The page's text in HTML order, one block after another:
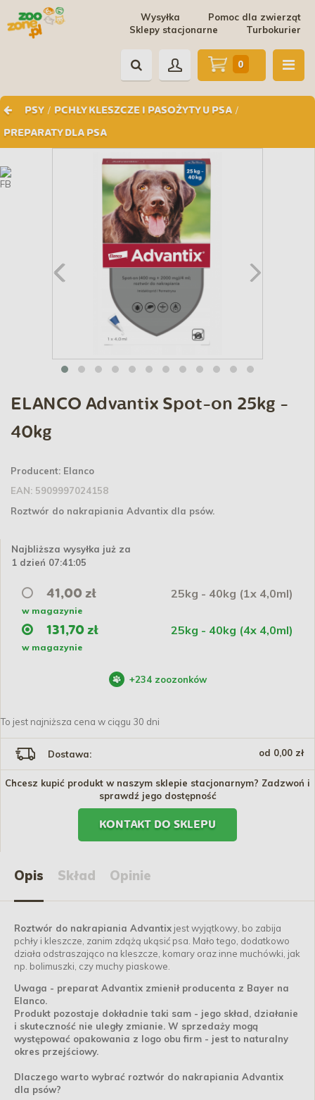
Pomoc dla zwierząt
Wysyłka
Turbokurier
Sklepy stacjonarne
PSY / PCHŁY KLESZCZE I PASOŻYTY U PSA /
PREPARATY DLA PSA
0
ELANCO Advantix Spot-on 25kg -
40kg
Producent: Elanco
EAN: 5909997024158
Roztwór do nakrapiania Advantix dla psów.
Najbliższa wysyłka już za
1 dzień 07:41:05
41,00 zł 25kg - 40kg (1x 4,0ml)
w magazynie
131,70 zł 25kg - 40kg (4x 4,0ml)
w magazynie
+234 zoozonków
To jest najniższa cena w ciągu 30 dni
Dostawa: od 0,00 zł
Chcesz kupić produkt w naszym sklepie stacjonarnym? Zadzwoń i
sprawdź jego dostępność
KONTAKT DO SKLEPU
Opis Skład Opinie
Roztwór do nakrapiania Advantix jest wyjątkowy, bo zabija
pchły i kleszcze, zanim zdążą ukąsić psa. Mało tego, dodatkowo
działa odstraszająco na kleszcze, komary oraz inne muchówki, jak
np. bolimuszki, czy muchy piaskowe.
Uwaga - preparat Advantix zmienił producenta z Bayer na
Elanco.
Produkt pozostaje dokładnie taki sam - jego skład, działanie
i skuteczność nie uległy zmianie. W sprzedaży mogą
występować opakowania z logo obu firm - jest to naturalny
okres przejściowy.
Dlaczego warto wybrać roztwór do nakrapiania Advantix
dla psów?